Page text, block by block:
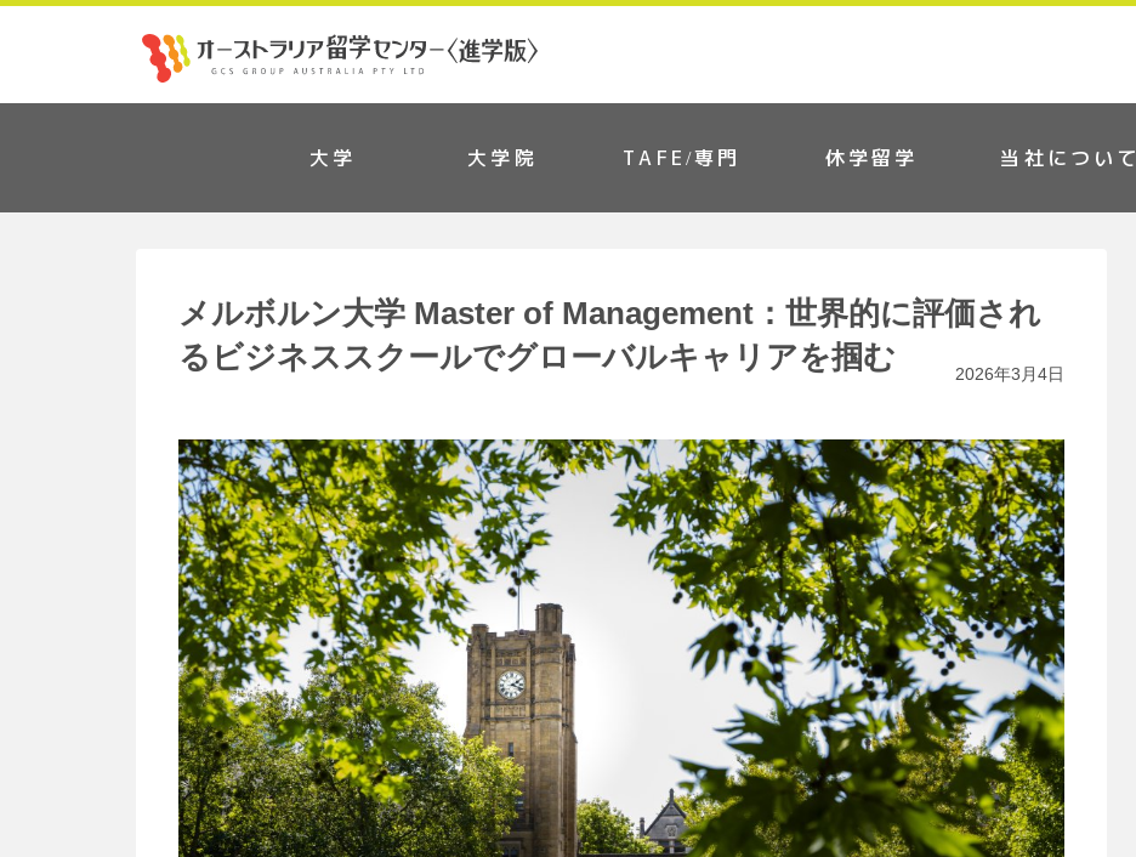
大学 大学院 TAFE/専門 休学留学 当社について
メルボルン大学 Master of Management：世界的に評価され
るビジネススクールでグローバルキャリアを掴む
2026年3月4日